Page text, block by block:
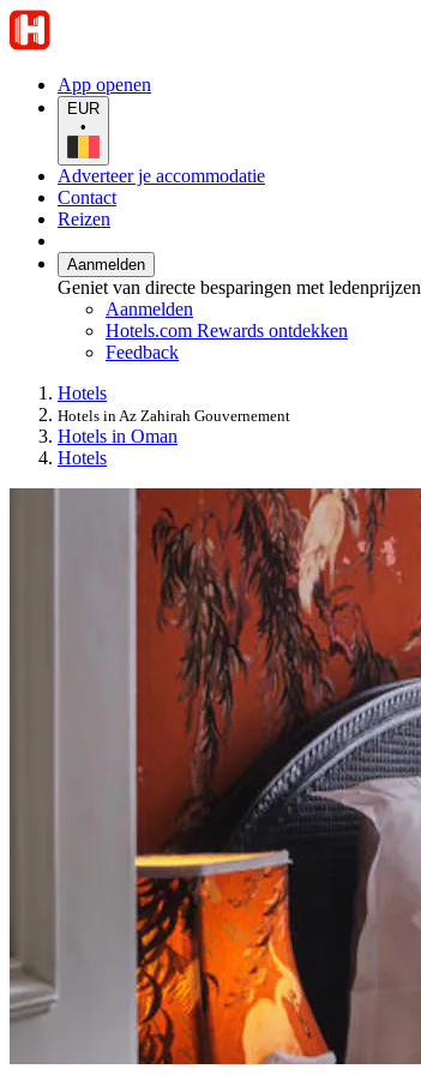
App openen
EUR
•
Adverteer je accommodatie
Contact
Reizen
Aanmelden
Geniet van directe besparingen met ledenprijzen
Aanmelden
Hotels.com Rewards ontdekken
Feedback
Hotels
Hotels in Az Zahirah Gouvernement
Hotels in Oman
Hotels